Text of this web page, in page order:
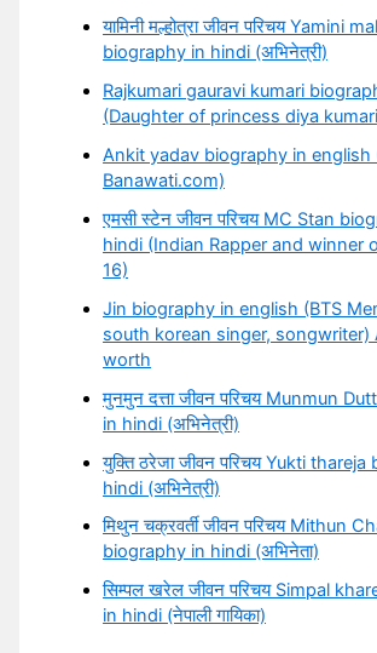
यामिनी मल्होत्रा जीवन परिचय Yamini
biography in hindi (अभिनेत्री)
Rajkumari gauravi kumari
(Daughter of princess diya
Ankit yadav biography in english
Banawati.com)
एमसी स्टेन जीवन परिचय MC Stan
hindi (Indian Rapper and winner
16)
Jin biography in english (BTS
south korean singer, songwriter)
worth
मुनमुन दत्ता जीवन परिचय Munmun
in hindi (अभिनेत्री)
युक्ति ठरेजा जीवन परिचय Yukti
hindi (अभिनेत्री)
मिथुन चक्रवर्ती जीवन परिचय Mithun
biography in hindi (अभिनेता)
सिम्पल खरेल जीवन परिचय Simpal
in hindi (नेपाली गायिका)